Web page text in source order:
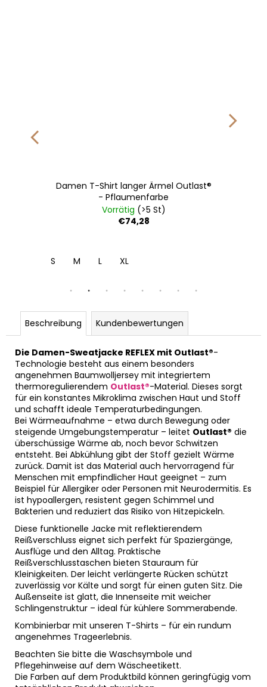
Damen T-Shirt langer Ärmel Outlast®
- Pflaumenfarbe
Vorrätig (>5 St)
€74,28
S M L XL
Beschreibung Kundenbewertungen
Die Damen-Sweatjacke REFLEX mit Outlast®-
Technologie besteht aus einem besonders
angenehmen Baumwolljersey mit integriertem
thermoregulierendem Outlast®-Material. Dieses sorgt
für ein konstantes Mikroklima zwischen Haut und Stoff
und schafft ideale Temperaturbedingungen.
Bei Wärmeaufnahme – etwa durch Bewegung oder
steigende Umgebungstemperatur – leitet Outlast® die
überschüssige Wärme ab, noch bevor Schwitzen
entsteht. Bei Abkühlung gibt der Stoff gezielt Wärme
zurück. Damit ist das Material auch hervorragend für
Menschen mit empfindlicher Haut geeignet – zum
Beispiel für Allergiker oder Personen mit Neurodermitis. Es
ist hypoallergen, resistent gegen Schimmel und
Bakterien und reduziert das Risiko von Hitzepickeln.
Diese funktionelle Jacke mit reflektierendem
Reißverschluss eignet sich perfekt für Spaziergänge,
Ausflüge und den Alltag. Praktische
Reißverschlusstaschen bieten Stauraum für
Kleinigkeiten. Der leicht verlängerte Rücken schützt
zuverlässig vor Kälte und sorgt für einen guten Sitz. Die
Außenseite ist glatt, die Innenseite mit weicher
Schlingenstruktur – ideal für kühlere Sommerabende.
Kombinierbar mit unseren T-Shirts – für ein rundum
angenehmes Trageerlebnis.
Beachten Sie bitte die Waschsymbole und
Pflegehinweise auf dem Wäscheetikett.
Die Farben auf dem Produktbild können geringfügig vom